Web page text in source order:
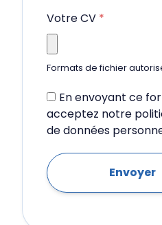
Votre CV *
Formats de fichier
En envoyant ce
acceptez notre
de données